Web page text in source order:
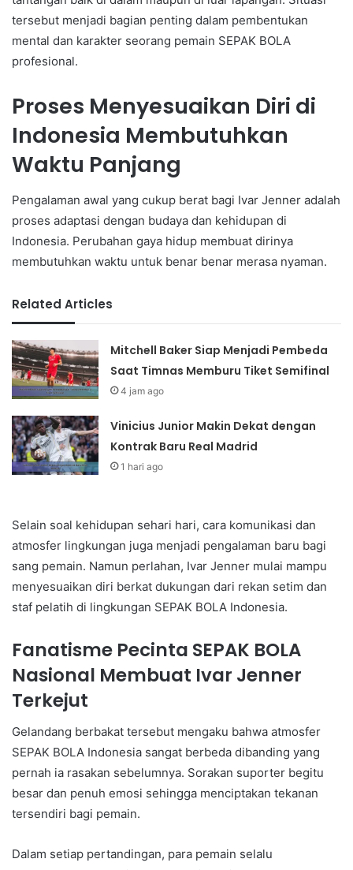
tersebut menjadi bagian penting dalam pembentukan
mental dan karakter seorang pemain SEPAK BOLA
profesional.
Proses Menyesuaikan Diri di
Indonesia Membutuhkan
Waktu Panjang
Pengalaman awal yang cukup berat bagi Ivar Jenner adalah
proses adaptasi dengan budaya dan kehidupan di
Indonesia. Perubahan gaya hidup membuat dirinya
membutuhkan waktu untuk benar benar merasa nyaman.
Related Articles
Mitchell Baker Siap Menjadi Pembeda
Saat Timnas Memburu Tiket Semifinal
4 jam ago
Vinicius Junior Makin Dekat dengan
Kontrak Baru Real Madrid
1 hari ago
Selain soal kehidupan sehari hari, cara komunikasi dan
atmosfer lingkungan juga menjadi pengalaman baru bagi
sang pemain. Namun perlahan, Ivar Jenner mulai mampu
menyesuaikan diri berkat dukungan dari rekan setim dan
staf pelatih di lingkungan SEPAK BOLA Indonesia.
Fanatisme Pecinta SEPAK BOLA
Nasional Membuat Ivar Jenner
Terkejut
Gelandang berbakat tersebut mengaku bahwa atmosfer
SEPAK BOLA Indonesia sangat berbeda dibanding yang
pernah ia rasakan sebelumnya. Sorakan suporter begitu
besar dan penuh emosi sehingga menciptakan tekanan
tersendiri bagi pemain.
Dalam setiap pertandingan, para pemain selalu